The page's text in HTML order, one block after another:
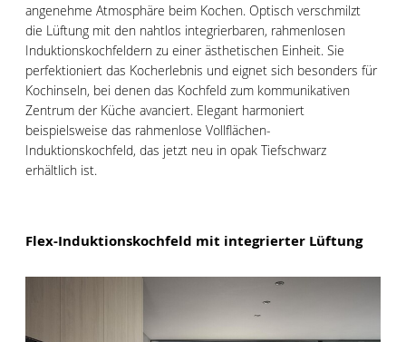
angenehme Atmosphäre beim Kochen. Optisch verschmilzt
die Lüftung mit den nahtlos integrierbaren, rahmenlosen
Induktionskochfeldern zu einer ästhetischen Einheit. Sie
perfektioniert das Kocherlebnis und eignet sich besonders für
Kochinseln, bei denen das Kochfeld zum kommunikativen
Zentrum der Küche avanciert. Elegant harmoniert
beispielsweise das rahmenlose Vollflächen-
Induktionskochfeld, das jetzt neu in opak Tiefschwarz
erhältlich ist.
Flex-Induktionskochfeld mit integrierter Lüftung